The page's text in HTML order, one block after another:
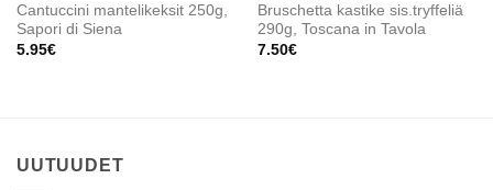
Cantuccini mantelikeksit 250g,
Sapori di Siena
5.95€
Bruschetta kastike sis.tryffeliä
290g, Toscana in Tavola
7.50€
UUTUUDET